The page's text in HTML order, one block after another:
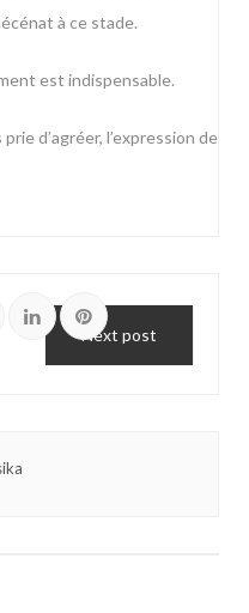
à ce stade.
est indispensable.
d’agréer, l’expression de
Next post